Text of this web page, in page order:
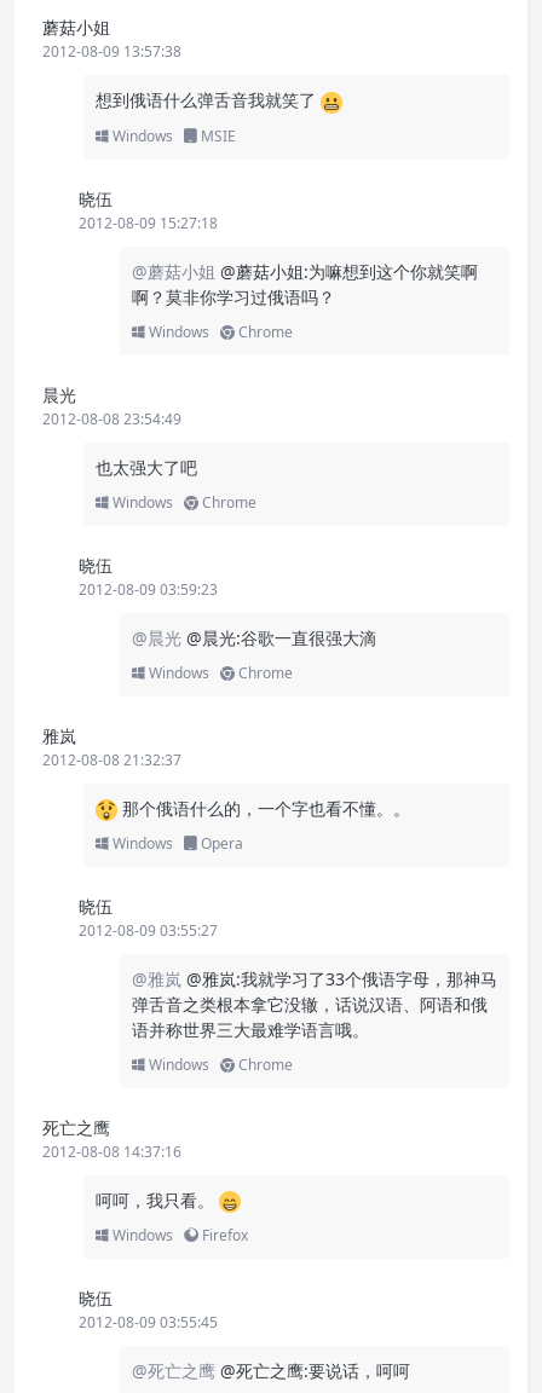
蘑菇小姐
2012-08-09 13:57:38
想到俄语什么弹舌音我就笑了
Windows MSIE
晓伍
2012-08-09 15:27:18
@蘑菇小姐 @蘑菇小姐:为嘛想到这个你就笑啊
啊？莫非你学习过俄语吗？
Windows Chrome
晨光
2012-08-08 23:54:49
也太强大了吧
Windows Chrome
晓伍
2012-08-09 03:59:23
@晨光 @晨光:谷歌一直很强大滴
Windows Chrome
雅岚
2012-08-08 21:32:37
那个俄语什么的，一个字也看不懂。。
Windows Opera
晓伍
2012-08-09 03:55:27
@雅岚 @雅岚:我就学习了33个俄语字母，那神马
弹舌音之类根本拿它没辙，话说汉语、阿语和俄
语并称世界三大最难学语言哦。
Windows Chrome
死亡之鹰
2012-08-08 14:37:16
呵呵，我只看。
Windows Firefox
晓伍
2012-08-09 03:55:45
@死亡之鹰 @死亡之鹰:要说话，呵呵